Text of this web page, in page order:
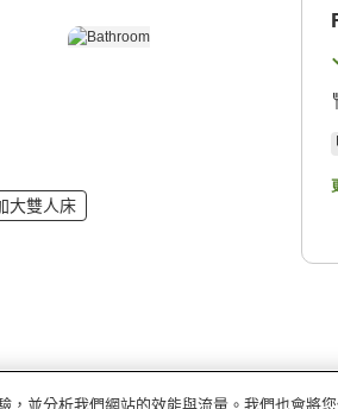
大雙人床
，並分析我們網站的效能與流量。我們也會將